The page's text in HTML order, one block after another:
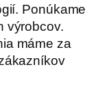
Ponúkame
výrobcov.
máme za